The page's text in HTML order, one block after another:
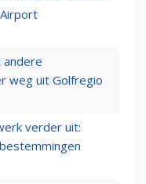
andere
weg uit Golfregio
verder uit: